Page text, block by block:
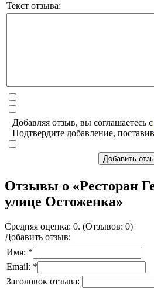
Текст отзыва:
Добавляя отзыв, вы соглашаетесь с
Подтвердите добавление,
Добавить
Отзывы о «Ресторан
улице Остоженка»
Средняя оценка: 0. (Отзывов: 0)
Добавить отзыв:
Имя: *
Email: *
Заголовок отзыва: